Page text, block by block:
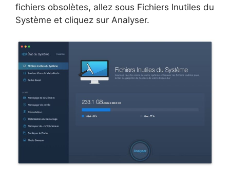
fichiers obsolètes, allez sous Fichiers Inutiles du
Système et cliquez sur Analyser.